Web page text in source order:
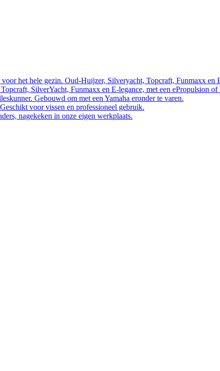
voor het hele gezin. Oud-Huijzer, Silveryacht, Topcraft, Funmaxx en
SilverYacht, Funmaxx en E-legance, met een ePropulsion
Gebouwd om met een Yamaha eronder te varen.
voor vissen en professioneel gebruik.
nagekeken in onze eigen werkplaats.